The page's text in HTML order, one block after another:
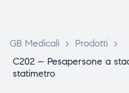
GB Medicali > Prodotti
>
C202 – Pesapersone a
statimetro